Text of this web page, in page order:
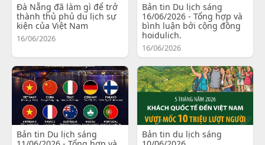
Đà Nẵng đã làm gì để trở
thành thủ phủ du lịch sự
kiện của Việt Nam
16/06/2026
Bản tin Du lịch sáng
16/06/2026 - Tổng hợp và
bình luận bởi cộng đồng
hoidulich.
16/06/2026
Bản tin Du lịch sáng
Bản tin du lịch sáng